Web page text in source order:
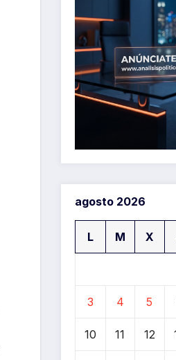
agosto 2026
L M X
3 4 5
10 11 12